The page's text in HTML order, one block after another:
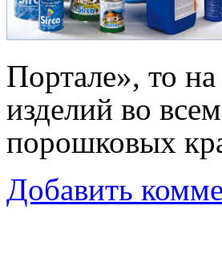
Портале», то
изделий во
порошковых
Добавить